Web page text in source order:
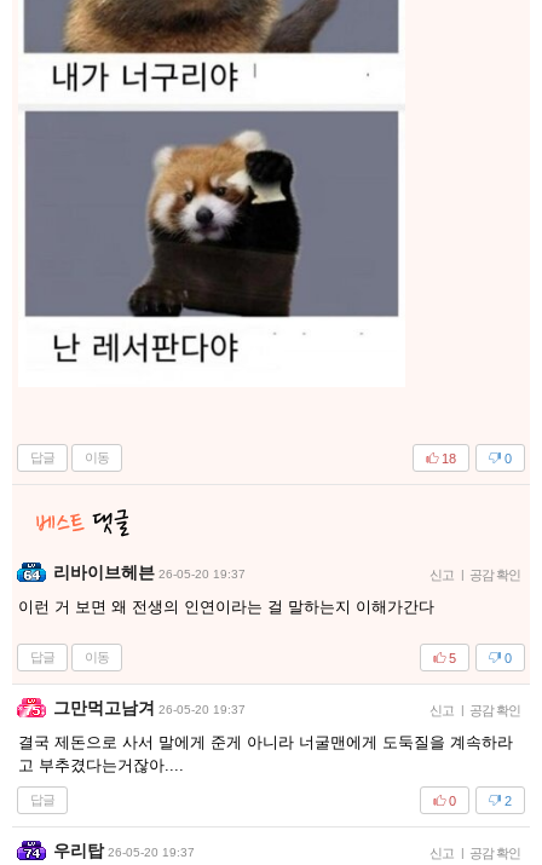
답글 이동 0
18
리바이브헤븐 26-05-20 19:37 신고 | 공감 확인
이런 거 보면 왜 전생의 인연이라는 걸 말하는지 이해가간다
답글 이동 0
5
그만먹고남겨 26-05-20 19:37 신고 | 공감 확인
결국 제돈으로 사서 말에게 준게 아니라 너굴맨에게 도둑질을 계속하라
고 부추겼다는거잖아....
답글 2
0
우리탑 26-05-20 19:37 신고 | 공감 확인